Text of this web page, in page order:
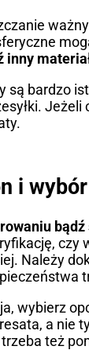
inny
są bardzo
i
Należy
wybierz
a nie
też